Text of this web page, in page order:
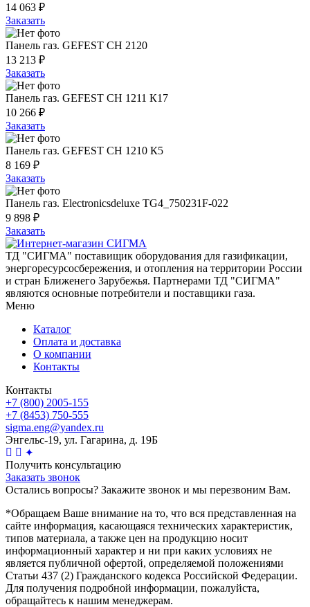
14 063 ₽
Заказать
Панель газ. GEFEST СН 2120
13 213 ₽
Заказать
Панель газ. GEFEST СН 1211 К17
10 266 ₽
Заказать
Панель газ. GEFEST СН 1210 К5
8 169 ₽
Заказать
Панель газ. Electronicsdeluxe TG4_750231F-022
9 898 ₽
Заказать
ТД "СИГМА" поставищик оборудования для газификации,
энергоресурсосбережения, и отопления на территории России
и стран Ближенего Зарубежья. Партнерами ТД "СИГМА"
являются основные потребители и поставщики газа.
Меню
Каталог
Оплата и доставка
О компании
Контакты
Контакты
+7 (800) 2005-155
+7 (8453) 750-555
sigma.eng@yandex.ru
Энгельс-19, ул. Гагарина, д. 19Б
✦
Получить консультацию
Заказать звонок
Остались вопросы? Закажите звонок и мы перезвоним Вам.
*Обращаем Ваше внимание на то, что вся представленная на
сайте информация, касающаяся технических характеристик,
типов материала, а также цен на продукцию носит
информационный характер и ни при каких условиях не
является публичной офертой, определяемой положениями
Статьи 437 (2) Гражданского кодекса Российской Федерации.
Для получения подробной информации, пожалуйста,
обращайтесь к нашим менеджерам.